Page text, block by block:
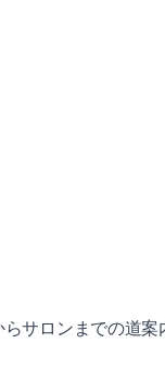
サロンまでの道案